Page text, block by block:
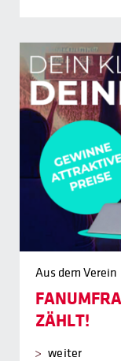
Aus dem Verein
ZÄHLT!
weiter